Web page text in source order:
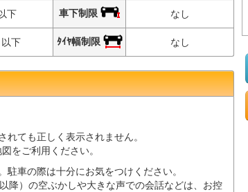
下 車下制限 なし
下 ﾀｲﾔ幅制限 なし
ても正しく表示されません。
をご利用ください。
駐車の際は十分にお気をつけください。
降）の空ぶかしや大きな声での会話などは、お控